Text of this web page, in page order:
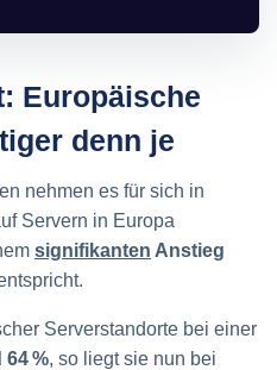
Europäische
denn je
nehmen es für sich in
Servern in Europa
signifikanten Anstieg
Serverstandorte bei einer
64 %, so liegt sie nun bei